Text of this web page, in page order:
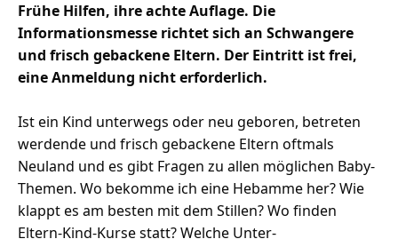
Frühe Hilfen, ihre achte Auflage. Die
Informationsmesse richtet sich an Schwangere
und frisch gebackene Eltern. Der Eintritt ist frei,
eine Anmeldung nicht erforderlich.
Ist ein Kind unterwegs oder neu geboren, betreten
werdende und frisch gebackene Eltern oftmals
Neuland und es gibt Fragen zu allen möglichen Baby-
Themen. Wo bekomme ich eine Hebamme her? Wie
klappt es am besten mit dem Stillen? Wo finden
Eltern-Kind-Kurse statt? Welche Unter-